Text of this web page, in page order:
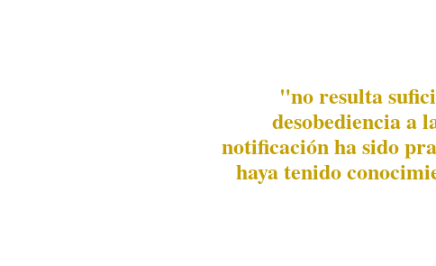
"no resulta
desobediencia a
notificación ha sido
haya tenido